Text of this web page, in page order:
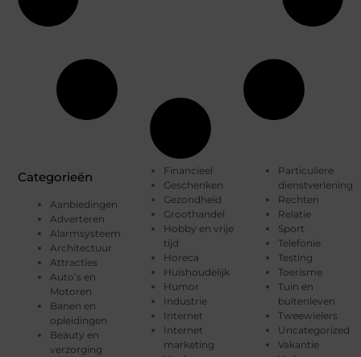
Categorieën
Aanbiedingen
Adverteren
Alarmsysteem
Architectuur
Attracties
Auto’s en
Motoren
Banen en
opleidingen
Beauty en
verzorging
Financieel
Geschenken
Gezondheid
Groothandel
Hobby en vrije
tijd
Horeca
Huishoudelijk
Humor
Industrie
Internet
Internet
marketing
Particuliere
dienstverlening
Rechten
Relatie
Sport
Telefonie
Testing
Toerisme
Tuin en
buitenleven
Tweewielers
Uncategorized
Vakantie